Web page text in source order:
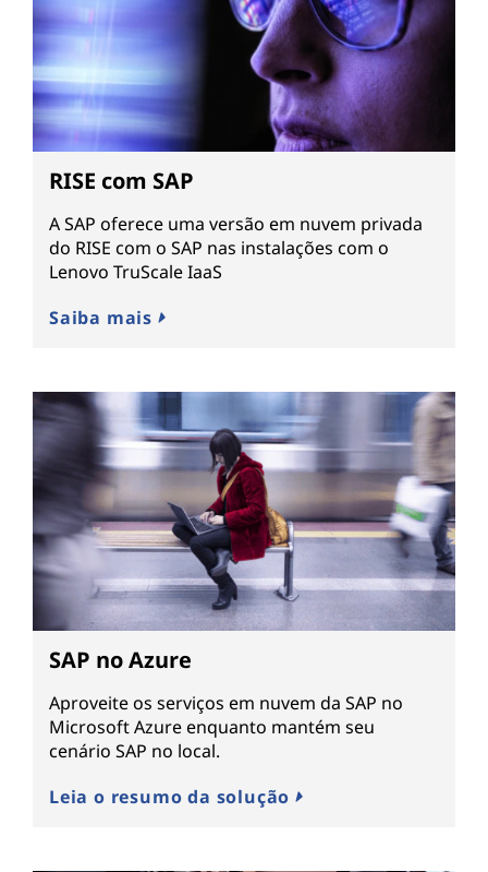
RISE com SAP
A SAP oferece uma versão em nuvem privada
do RISE com o SAP nas instalações com o
Lenovo TruScale IaaS
Saiba mais
SAP no Azure
Aproveite os serviços em nuvem da SAP no
Microsoft Azure enquanto mantém seu
cenário SAP no local.
Leia o resumo da solução